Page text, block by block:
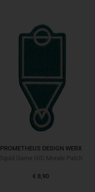
PROMETHEUS DESIGN WERX
Squid Game GID Morale Patch
€ 8,90